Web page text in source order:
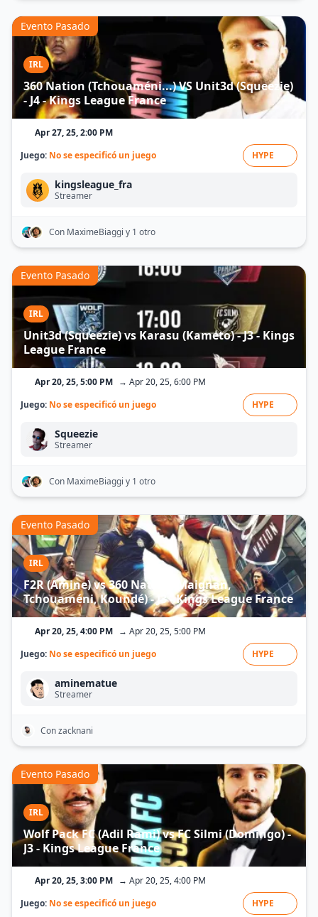
IRL
360 Nation (Tchouaméni...) VS Unit3d (Squeezie)
- J4 - Kings League France
Evento Pasado
Apr 27, 25, 2:00 PM
Juego: No se especificó un juego HYPE
kingsleague_fra
Streamer
Con MaximeBiaggi y 1 otro
IRL
Unit3d (Squeezie) vs Karasu (Kameto) - J3 - Kings
League France
Evento Pasado
Apr 20, 25, 5:00 PM → Apr 20, 25, 6:00 PM
Juego: No se especificó un juego HYPE
Squeezie
Streamer
Con MaximeBiaggi y 1 otro
IRL
F2R (Amine) vs 360 Nation (Maignan,
Tchouaméni, Koundé) - J3 - Kings League France
Evento Pasado
Apr 20, 25, 4:00 PM → Apr 20, 25, 5:00 PM
Juego: No se especificó un juego HYPE
aminematue
Streamer
Con zacknani
IRL
Wolf Pack FC (Adil Rami) vs FC Silmi (Domingo) -
J3 - Kings League France
Evento Pasado
Apr 20, 25, 3:00 PM → Apr 20, 25, 4:00 PM
Juego: No se especificó un juego HYPE